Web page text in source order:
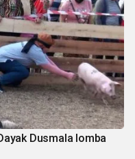
Dusmala lomba